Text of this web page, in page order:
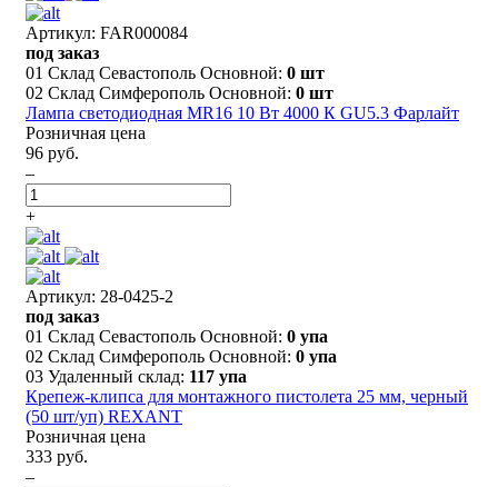
Артикул: FAR000084
под заказ
01 Склад Севастополь Основной: 0 шт
02 Склад Симферополь Основной: 0 шт
Лампа светодиодная MR16 10 Вт 4000 К GU5.3 Фарлайт
Розничная цена
96 руб.
–
+
Артикул: 28-0425-2
под заказ
01 Склад Севастополь Основной: 0 упа
02 Склад Симферополь Основной: 0 упа
03 Удаленный склад: 117 упа
Крепеж-клипса для монтажного пистолета 25 мм, черный
(50 шт/уп) REXANT
Розничная цена
333 руб.
–